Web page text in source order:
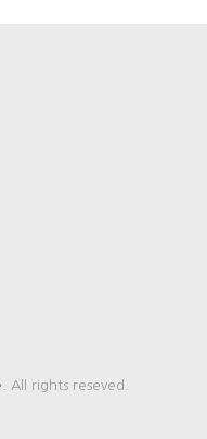
rights reseved.